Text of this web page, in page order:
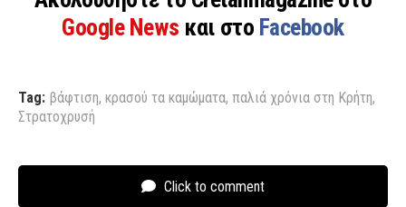
Google News και στο Facebook
Tag: βάφτιση, κρασού τα καμώματα, παλιά χρόνια στη Κρήτη,
Στρατοχρυσή
Click to comment